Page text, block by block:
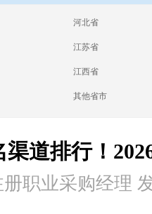
河北省
江苏省
江西省
其他省市
道排行！
职业采购经理